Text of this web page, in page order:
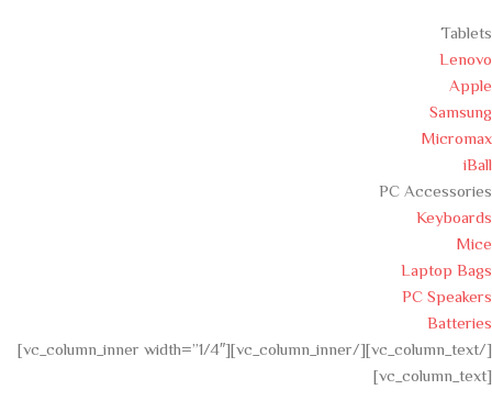
Tablets
Lenovo
Apple
Samsung
Micromax
iBall
PC Accessories
Keyboards
Mice
Laptop Bags
PC Speakers
Batteries
[/vc_column_text][/vc_column_inner][vc_column_inner width=”1/4″]
[vc_column_text]